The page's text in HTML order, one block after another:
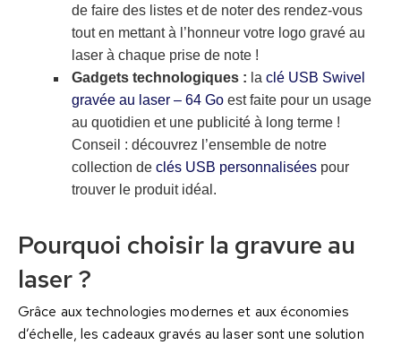
de faire des listes et de noter des rendez-vous
tout en mettant à l’honneur votre logo gravé au
laser à chaque prise de note !
Gadgets technologiques : la clé USB Swivel
gravée au laser – 64 Go est faite pour un usage
au quotidien et une publicité à long terme !
Conseil : découvrez l’ensemble de notre
collection de clés USB personnalisées pour
trouver le produit idéal.
Pourquoi choisir la gravure au
laser ?
Grâce aux technologies modernes et aux économies
d’échelle, les cadeaux gravés au laser sont une solution